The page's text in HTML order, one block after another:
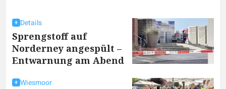
Details
Sprengstoff auf
Norderney angespült –
Entwarnung am Abend
Wiesmoor